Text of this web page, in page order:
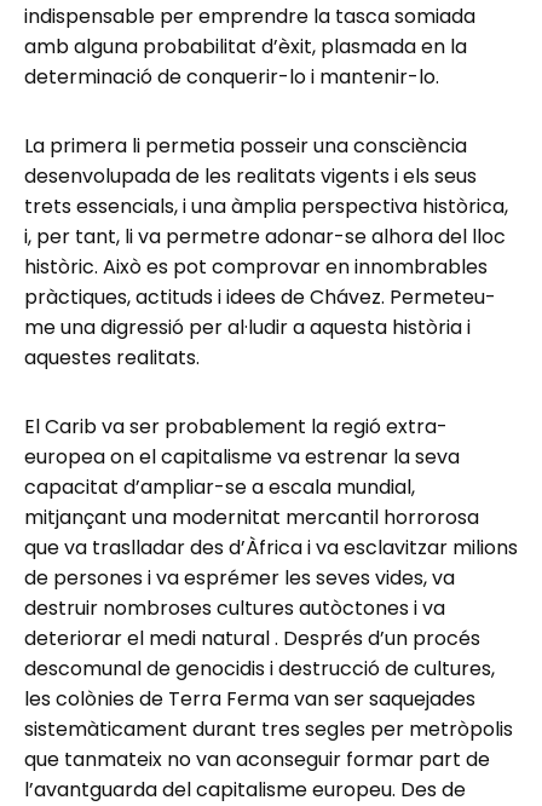
indispensable per emprendre la tasca somiada
amb alguna probabilitat d’èxit, plasmada en la
determinació de conquerir-lo i mantenir-lo.
La primera li permetia posseir una consciència
desenvolupada de les realitats vigents i els seus
trets essencials, i una àmplia perspectiva històrica,
i, per tant, li va permetre adonar-se alhora del lloc
històric. Això es pot comprovar en innombrables
pràctiques, actituds i idees de Chávez. Permeteu-
me una digressió per al·ludir a aquesta història i
aquestes realitats.
El Carib va ser probablement la regió extra-
europea on el capitalisme va estrenar la seva
capacitat d’ampliar-se a escala mundial,
mitjançant una modernitat mercantil horrorosa
que va traslladar des d’Àfrica i va esclavitzar milions
de persones i va esprémer les seves vides, va
destruir nombroses cultures autòctones i va
deteriorar el medi natural . Després d’un procés
descomunal de genocidis i destrucció de cultures,
les colònies de Terra Ferma van ser saquejades
sistemàticament durant tres segles per metròpolis
que tanmateix no van aconseguir formar part de
l’avantguarda del capitalisme europeu. Des de